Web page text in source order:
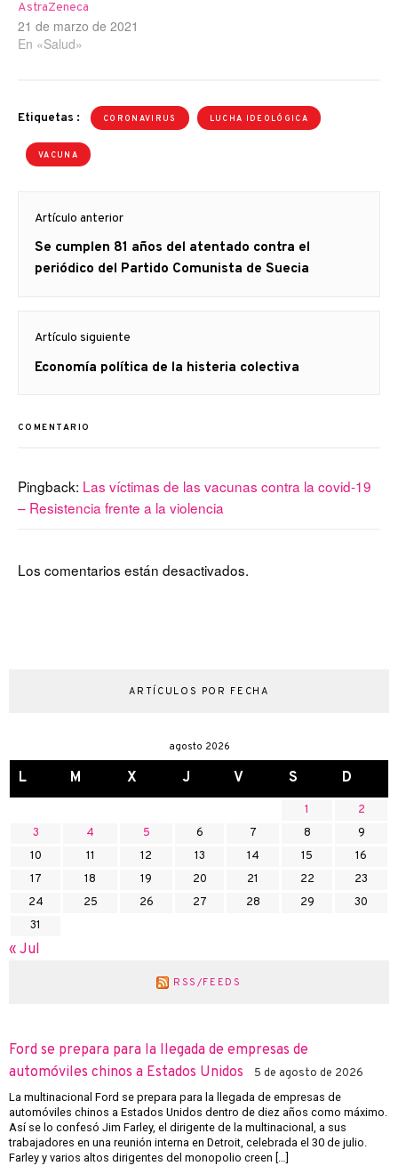
AstraZeneca
21 de marzo de 2021
En «Salud»
Etiquetas : CORONAVIRUS LUCHA IDEOLÓGICA
VACUNA
de
entradas
Artículo anterior
Artículo
anterior
Se cumplen 81 años del atentado contra el
periódico del Partido Comunista de Suecia
Artículo siguiente
Artículo
Economía política de la histeria colectiva
COMENTARIO
Pingback: Las víctimas de las vacunas contra la covid-19
– Resistencia frente a la violencia
Los comentarios están desactivados.
ARTÍCULOS POR FECHA
agosto 2026
L M X J V S D
1
2
3
4 5 6 7 8
9
10
11 12 13 14 15
16
17
18 19 20 21 22
23
24
25 26 27 28 29
30
31
« Jul
RSS/FEEDS
Ford se prepara para la llegada de empresas de
automóviles chinos a Estados Unidos
5 de agosto de 2026
La multinacional Ford se prepara para la llegada de empresas de
automóviles chinos a Estados Unidos dentro de diez años como máximo.
Así se lo confesó Jim Farley, el dirigente de la multinacional, a sus
trabajadores en una reunión interna en Detroit, celebrada el 30 de julio.
Farley y varios altos dirigentes del monopolio creen […]